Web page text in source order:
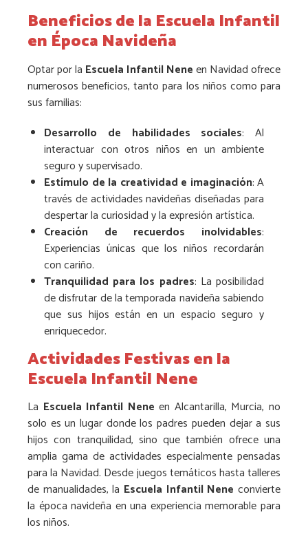
Beneficios de la Escuela Infantil
en Época Navideña
Optar por la Escuela Infantil Neneen Navidad ofrece
numerosos beneficios, tanto para los niños como para
sus familias:
Desarrollo de habilidades sociales: Al
interactuar con otros niños en un ambiente
seguro y supervisado.
Estímulo de la creatividad e imaginación: A
través de actividades navideñas diseñadas para
despertar la curiosidad y la expresión artística.
Creación de recuerdos inolvidables:
Experiencias únicas que los niños recordarán
con cariño.
Tranquilidad para los padres: La posibilidad
de disfrutar de la temporada navideña sabiendo
que sus hijos están en un espacio seguro y
enriquecedor.
Actividades Festivas en la
Escuela Infantil Nene
La Escuela Infantil Nene en Alcantarilla, Murcia, no
solo es un lugar donde los padres pueden dejar a sus
hijos con tranquilidad, sino que también ofrece una
amplia gama de actividades especialmente pensadas
para la Navidad. Desde juegos temáticos hasta talleres
de manualidades, la Escuela Infantil Nene convierte
la época navideña en una experiencia memorable para
los niños.